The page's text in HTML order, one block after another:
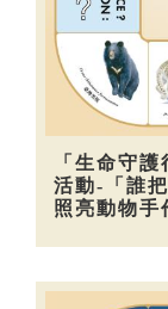
「生命守
活動-「誰
照亮動物手